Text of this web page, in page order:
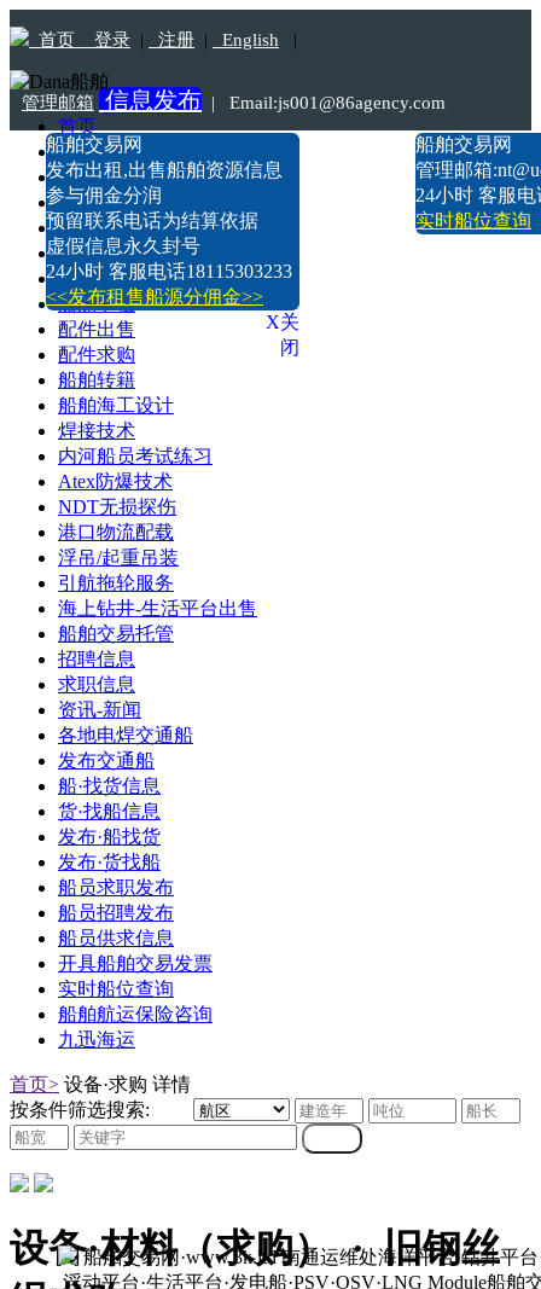
首页 登录 | 注册 | English |
管理邮箱 信息发布 | Email:js001@86agency.com
Tel:18115303233
首页
船舶转港·过户
船舶坞检·坞修·油漆
船价估算
船舶出售
船舶求购
船舶出租
船舶求租
配件出售
配件求购
船舶转籍
船舶海工设计
焊接技术
内河船员考试练习
Atex防爆技术
NDT无损探伤
港口物流配载
浮吊/起重吊装
引航拖轮服务
海上钻井-生活平台出售
船舶交易托管
招聘信息
求职信息
资讯-新闻
各地电焊交通船
发布交通船
船·找货信息
货·找船信息
发布·船找货
发布·货找船
船员求职发布
船员招聘发布
船员供求信息
开具船舶交易发票
实时船位查询
船舶航运保险咨询
九迅海运
首页> 设备·求购 详情
按条件筛选搜索:
设备·材料（求购） · 旧钢丝
船舶交易网
发布出租,出售船舶资源信息
参与佣金分润
预留联系电话为结算依据
虚假信息永久封号
24小时 客服电话18115303233
<<发布租售船源分佣金>>
X关
闭
船舶交易网
管理邮箱
24小时 客服电
实时船位查询